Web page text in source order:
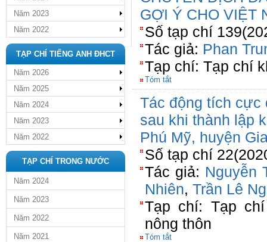
Năm 2023
Năm 2022
TẠP CHÍ TIẾNG ANH ĐHCT
Năm 2026
Năm 2025
Năm 2024
Năm 2023
Năm 2022
TẠP CHÍ TRONG NƯỚC
Năm 2024
Năm 2023
Năm 2022
Năm 2021
GỢI Ý CHO VIỆT
Số tạp chí
Tác giả: Phan
Tạp chí: Tạp chí
Tóm tắt
Tác động tích cực
sau khi thành lập
Phú Mỹ, huyện
Số tạp chí
Tác giả: Nguyễn
Nhiên, Trần Lê
Tạp chí: Tạp
nông thôn
Tóm tắt